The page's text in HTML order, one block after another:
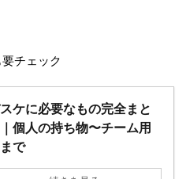
チェック
ケに必要なもの完全まと
個人の持ち物〜チーム用
で